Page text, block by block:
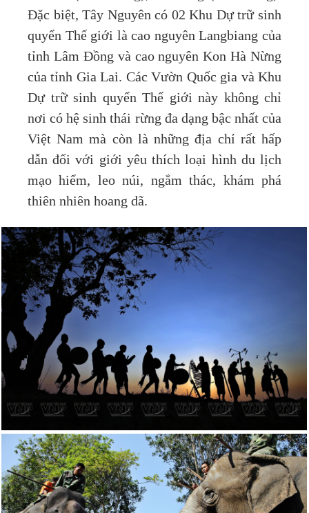
Đặc biệt, Tây Nguyên có 02 Khu Dự trữ sinh
quyển Thế giới là cao nguyên Langbiang của
tỉnh Lâm Đồng và cao nguyên Kon Hà Nừng
của tỉnh Gia Lai. Các Vườn Quốc gia và Khu
Dự trữ sinh quyển Thế giới này không chỉ
nơi có hệ sinh thái rừng đa dạng bậc nhất của
Việt Nam mà còn là những địa chỉ rất hấp
dẫn đối với giới yêu thích loại hình du lịch
mạo hiểm, leo núi, ngắm thác, khám phá
thiên nhiên hoang dã.